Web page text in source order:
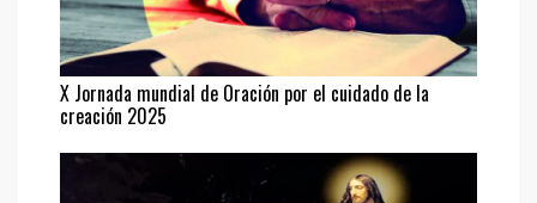
X Jornada mundial de Oración por el cuidado de la
creación 2025